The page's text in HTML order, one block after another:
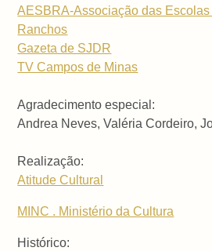
AESBRA-Associação das
Ranchos
Gazeta de SJDR
TV Campos de Minas
Agradecimento especial:
Andrea Neves, Valéria Cordeiro,
Realização:
Atitude Cultural
MINC . Ministério da Cultura
Histórico: